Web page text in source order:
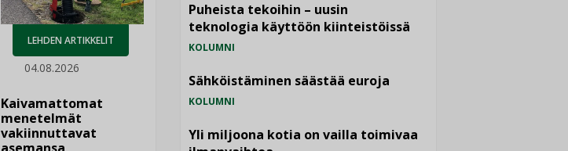
LEHDEN ARTIKKELIT
04.08.2026
Kaivamattomat
menetelmät
vakiinnuttavat
Puheista tekoihin – uusin
teknologia käyttöön kiinteistöissä
KOLUMNI
Sähköistäminen säästää euroja
KOLUMNI
Yli miljoona kotia on vailla toimivaa